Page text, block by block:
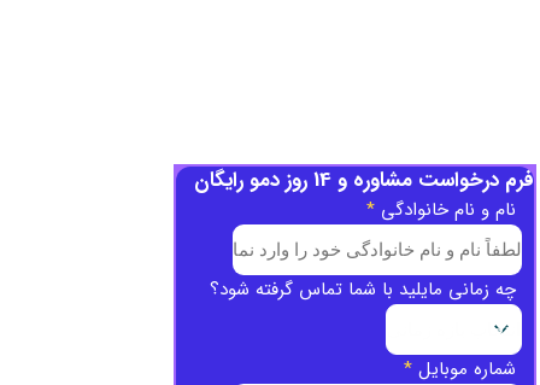
فرم درخواست مشاوره و 14 روز دمو رایگان
نام و نام خانوادگی *
چه زمانی مایلید با شما تماس گرفته شود؟
شماره موبایل *